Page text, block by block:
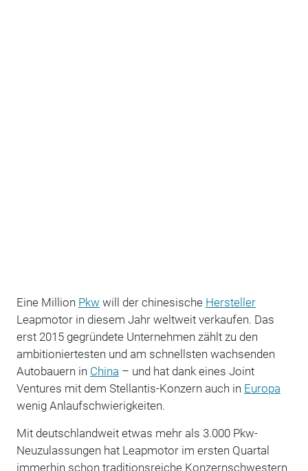
Eine Million Pkw will der chinesische Hersteller
Leapmotor in diesem Jahr weltweit verkaufen. Das
erst 2015 gegründete Unternehmen zählt zu den
ambitioniertesten und am schnellsten wachsenden
Autobauern in China – und hat dank eines Joint
Ventures mit dem Stellantis-Konzern auch in Europa
wenig Anlaufschwierigkeiten.
Mit deutschlandweit etwas mehr als 3.000 Pkw-
Neuzulassungen hat Leapmotor im ersten Quartal
immerhin schon traditionsreiche Konzernschwestern